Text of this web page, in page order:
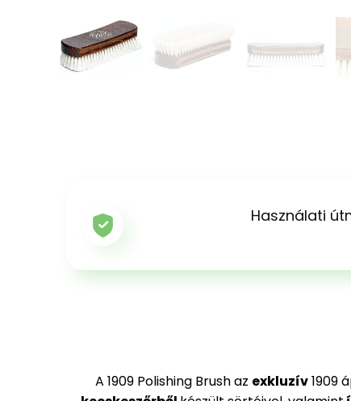
Használati
A 1909 Polishing Brush az exkluzív1909